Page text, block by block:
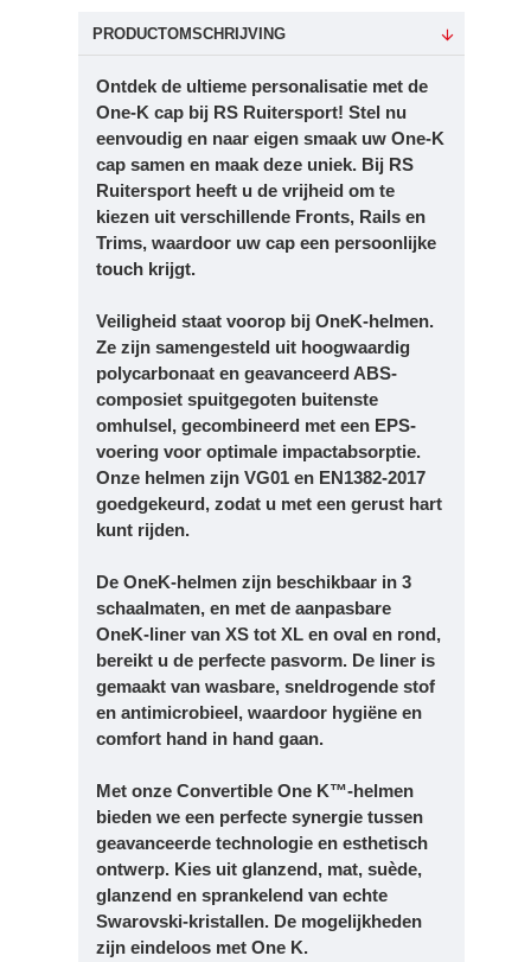
PRODUCTOMSCHRIJVING
Ontdek de ultieme personalisatie met de
One-K cap bij RS Ruitersport! Stel nu
eenvoudig en naar eigen smaak uw One-K
cap samen en maak deze uniek. Bij RS
Ruitersport heeft u de vrijheid om te
kiezen uit verschillende Fronts, Rails en
Trims, waardoor uw cap een persoonlijke
touch krijgt.
Veiligheid staat voorop bij OneK-helmen.
Ze zijn samengesteld uit hoogwaardig
polycarbonaat en geavanceerd ABS-
composiet spuitgegoten buitenste
omhulsel, gecombineerd met een EPS-
voering voor optimale impactabsorptie.
Onze helmen zijn VG01 en EN1382-2017
goedgekeurd, zodat u met een gerust hart
kunt rijden.
De OneK-helmen zijn beschikbaar in 3
schaalmaten, en met de aanpasbare
OneK-liner van XS tot XL en oval en rond,
bereikt u de perfecte pasvorm. De liner is
gemaakt van wasbare, sneldrogende stof
en antimicrobieel, waardoor hygiëne en
comfort hand in hand gaan.
Met onze Convertible One K™-helmen
bieden we een perfecte synergie tussen
geavanceerde technologie en esthetisch
ontwerp. Kies uit glanzend, mat, suède,
glanzend en sprankelend van echte
Swarovski-kristallen. De mogelijkheden
zijn eindeloos met One K.